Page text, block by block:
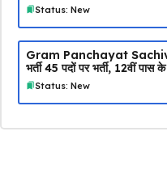
Status: New
Gram Panchayat Sachiv
भर्ती 45 पदों पर भर्ती, 12वीं पास
Status: New